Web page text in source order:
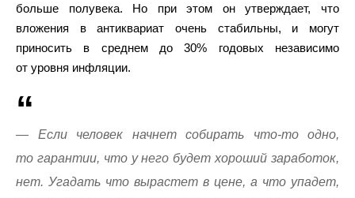
больше полувека. Но при этом он утверждает, что
вложения в антиквариат очень стабильны, и могут
приносить в среднем до 30% годовых независимо
от уровня инфляции.
— Если человек начнет собирать что-то одно,
то гарантии, что у него будет хороший заработок,
нет. Угадать что вырастет в цене, а что упадет,